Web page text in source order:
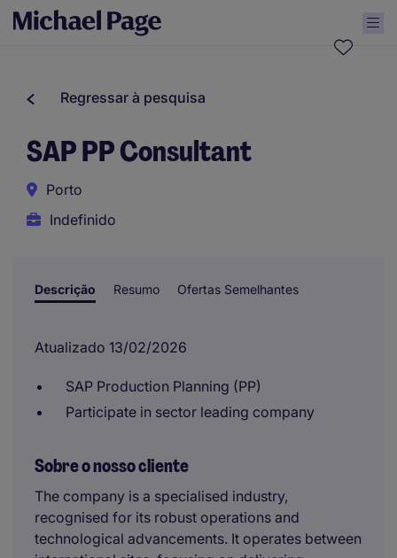
Regressar à pesquisa
SAP PP Consultant
Porto
Indefinido
Descrição Resumo Ofertas Semelhantes
Atualizado 13/02/2026
SAP Production Planning (PP)
Participate in sector leading company
Sobre o nosso cliente
The company is a specialised industry,
recognised for its robust operations and
technological advancements. It operates between